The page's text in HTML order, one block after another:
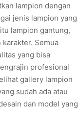
lampion dengan
jenis lampion yang
lampion gantung,
Semua
yang bisa
profesional
gallery lampion
sudah ada atau
dan model yang